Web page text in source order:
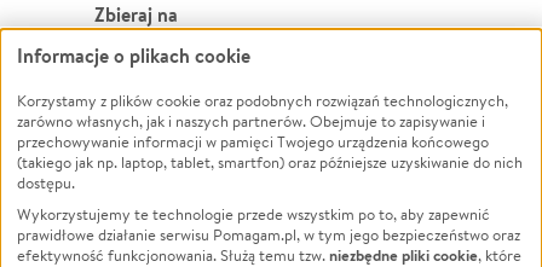
Zbieraj na
Leczenie
Zwierzęta
Pożar
Ukraina
Pomoc Finansowa
Projekty
Powódź
Wichura
NGO
Edukacja
Podróż
Informacje o plikach cookie
Korzystamy z plików cookie oraz podobnych rozwiązań technologicznych,
zarówno własnych, jak i naszych partnerów. Obejmuje to zapisywanie i
przechowywanie informacji w pamięci Twojego urządzenia końcowego
(takiego jak np. laptop, tablet, smartfon) oraz późniejsze uzyskiwanie do nich
dostępu.
Wykorzystujemy te technologie przede wszystkim po to, aby zapewnić
prawidłowe działanie serwisu Pomagam.pl, w tym jego bezpieczeństwo oraz
efektywność funkcjonowania. Służą temu tzw.niezbędne pliki cookie, które